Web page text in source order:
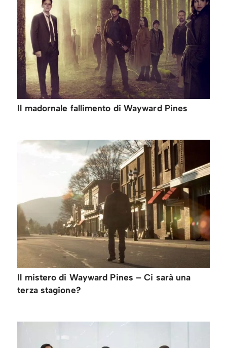
Il madornale fallimento di Wayward Pines
Il mistero di Wayward Pines – Ci sarà una
terza stagione?